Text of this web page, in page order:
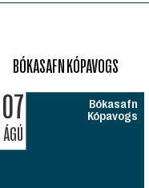
BÓKASAFN KÓPAVOGS
07
ÁGÚ
Bókasafn
Kópavogs